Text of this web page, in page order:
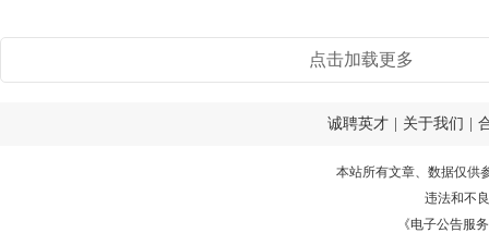
点击加载更多
诚聘英才 关于我们
本站所有文章、数据仅供
违法和不
《电子公告服务